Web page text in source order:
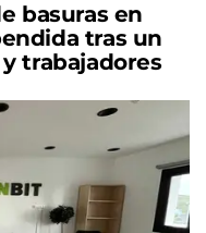
basuras en
tras un
trabajadores